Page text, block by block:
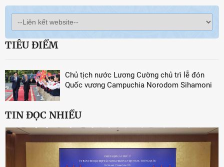
TIÊU ĐIỂM
Chủ tịch nước Lương Cường chủ trì lễ đón
Quốc vương Campuchia Norodom Sihamoni
TIN ĐỌC NHIỀU